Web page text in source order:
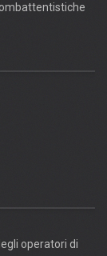
operatori di